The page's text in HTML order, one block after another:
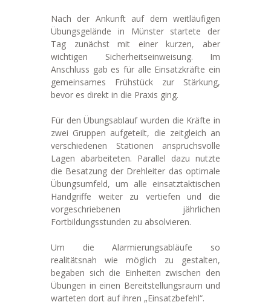
Nach der Ankunft auf dem weitläufigen
Übungsgelände in Münster startete der
Tag zunächst mit einer kurzen, aber
wichtigen Sicherheitseinweisung. Im
Anschluss gab es für alle Einsatzkräfte ein
gemeinsames Frühstück zur Stärkung,
bevor es direkt in die Praxis ging.
Für den Übungsablauf wurden die Kräfte in
zwei Gruppen aufgeteilt, die zeitgleich an
verschiedenen Stationen anspruchsvolle
Lagen abarbeiteten. Parallel dazu nutzte
die Besatzung der Drehleiter das optimale
Übungsumfeld, um alle einsatztaktischen
Handgriffe weiter zu vertiefen und die
vorgeschriebenen jährlichen
Fortbildungsstunden zu absolvieren.
Um die Alarmierungsabläufe so
realitätsnah wie möglich zu gestalten,
begaben sich die Einheiten zwischen den
Übungen in einen Bereitstellungsraum und
warteten dort auf ihren „Einsatzbefehl“.